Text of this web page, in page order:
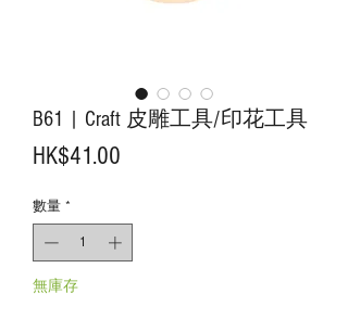
B61 | Craft 皮雕工具/印花工具
HK$41.00
數量 *
無庫存